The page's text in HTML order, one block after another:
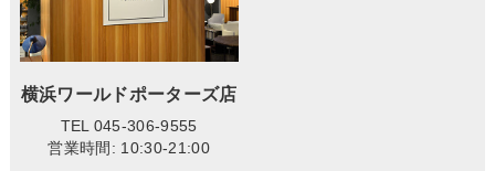
横浜ワールドポーターズ店
TEL 045-306-9555
営業時間: 10:30-21:00